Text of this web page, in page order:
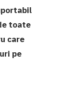
toate
care
pe